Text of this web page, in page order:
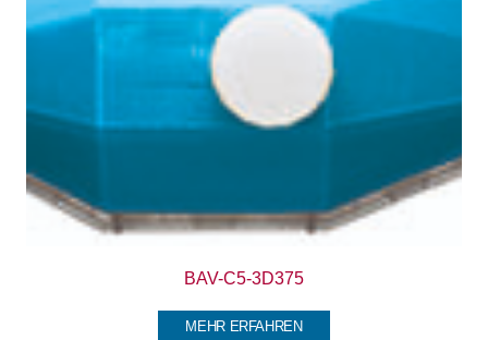
BAV-C5-3D375
MEHR ERFAHREN